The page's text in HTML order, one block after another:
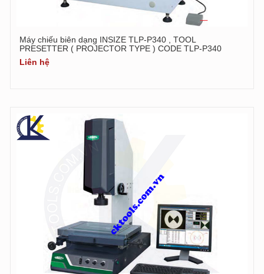
Máy chiếu biên dạng INSIZE TLP-P340 , TOOL
PRESETTER ( PROJECTOR TYPE ) CODE TLP-P340
Liên hệ